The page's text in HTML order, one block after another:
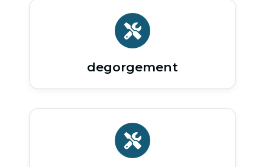
degorgement